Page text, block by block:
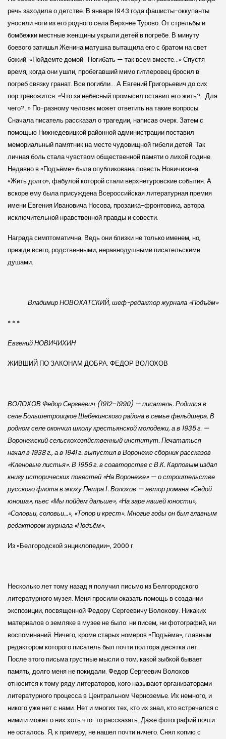
речь заходила о детстве. В январе 1943 года фашисты-оккупанты
уносили ноги из его родного села Верхнее Турово. От стрельбы и
бомбежки местные женщины укрыли детей в погребе. В минуту
боевого затишья Женина матушка вытащила его с братом на свет
божий: «Пойдемте домой. Погибать — так всем вместе…» Спустя
время, когда они ушли, пробегавший мимо гитлеровец бросил в
погреб связку гранат. Все погибли… А Евгений Григорьевич до сих
пор тревожится: «Что за небесный промысел оставил его жить?.. Для
чего?..» По-разному человек может ответить на такие вопросы.
Сначала писатель рассказал о трагедии, написав очерк. Затем с
помощью Нижнедевицкой районной администрации поставил
мемориальный памятник на месте чудовищной гибели детей. Так
личная боль стала чувством общественной памяти о лихой године.
Недавно в «Подъёме» была опубликована повесть Новичихина
«Жить долго», фабулой которой стали верхнетуровские события. А
вскоре ему была присуждена Всероссийская литературная премия
имени Евгения Ивановича Носова, прозаика-фронтовика, автора
исключительной нравственной правды и совести.
Награда симптоматична. Ведь они близки не только именем, но,
прежде всего, родственными, неравнодушными писательскими
душами.
Владимир НОВОХАТСКИЙ, шеф-редактор журнала «Подъём»
* * *
Евгений НОВИЧИХИН
ЖИВШИЙ ПО ЗАКОНАМ ДОБРА. ФЕДОР ВОЛОХОВ
ВОЛОХОВ Федор Сергеевич (1912–1990) — писатель. Родился в
селе Большетроицкое Шебекинского района в семье фельдшера. В
родном селе окончил школу крестьянской молодежи, а в 1935 г. —
Воронежский сельскохозяйственный институт. Печататься
начал в 1938 г., а в 1941 г. выпустил в Воронеже сборник рассказов
«Кленовые листья». В 1956 г. в соавторстве с В.К. Карповым издал
книгу исторических повестей «На Воронеже» — о строительстве
русского флота в эпоху Петра І. Волохов — автор романа «Седой
юноша», пьес «Мы пойдем дальше», «На заре нашей юности»,
«Соловьи, соловьи…», «Топор и крест». Многие годы он был главным
редактором журнала «Подъём».
Из «Белгородской энциклопедии», 2000 г.
Несколько лет тому назад я получил письмо из Белгородского
литературного музея. Меня просили оказать помощь в создании
экспозиции, посвященной Федору Сергеевичу Волохову. Никаких
материалов о земляке в музее не было: ни писем, ни фотографий, ни
воспоминаний. Ничего, кроме старых номеров «Подъёма», главным
редактором которого писатель был почти полтора десятка лет.
После этого письма грустные мысли о том, какой зыбкой бывает
память, долго меня не покидали. Федор Сергеевич Волохов
относится к тому ряду литераторов, кого называют организаторами
литературного процесса в Центральном Черноземье. Их немного, и
никого уже нет с нами. Нет и многих тех, кто их знал, кто встречался с
ними и может о них хоть что-то рассказать. Даже фотографий почти
не осталось. Я, к примеру, не нашел почти ничего. Снял копию с